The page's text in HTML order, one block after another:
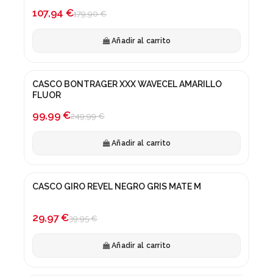
107,94 €179,90 €
Añadir al carrito
¡En oferta!
CASCO BONTRAGER XXX WAVECEL AMARILLO
FLUOR
99,99 €249,99 €
Añadir al carrito
¡En oferta!
CASCO GIRO REVEL NEGRO GRIS MATE M
29,97 €39,95 €
Añadir al carrito